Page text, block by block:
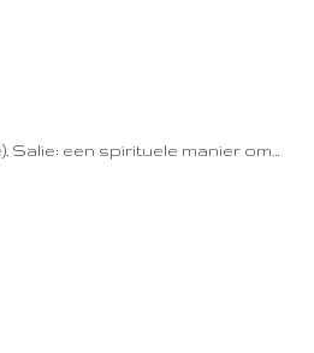
Salie: een spirituele manier om…